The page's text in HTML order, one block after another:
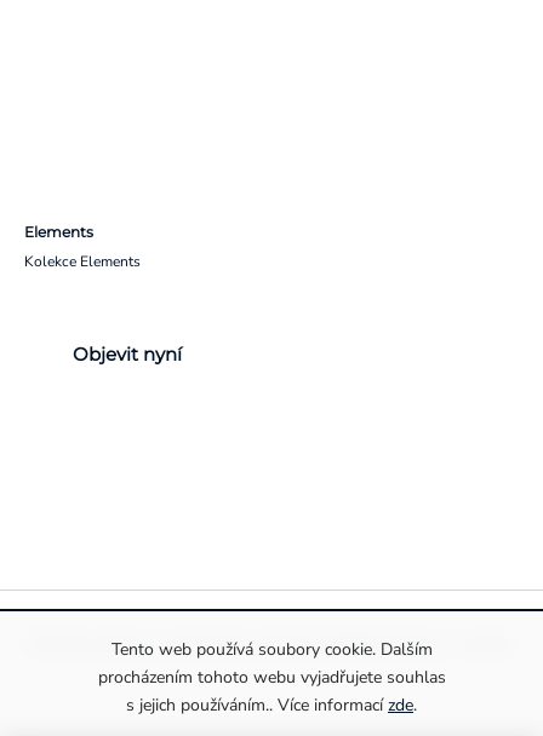
Tento web používá soubory cookie. Dalším
procházením tohoto webu vyjadřujete souhlas
s jejich používáním.. Více informacízde.
Elements
Kolekce Elements
Objevit nyní
Pravidla ochrany a zpracování osobních údajůInformace o cookies